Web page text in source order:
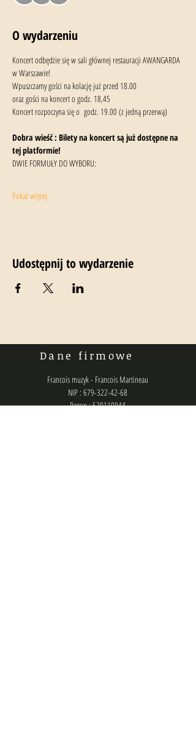
O wydarzeniu
Koncert odbędzie się w sali głównej restauracji AWANGARDA
w Warszawie!
Wpuszczamy gości na kolację już przed 18.00
oraz gości na koncert o godz. 18,45
Koncert rozpoczyna się o  godz. 19.00 (z jedną przerwą)
Dobra wieść : Bilety na koncert są już dostępne na
tej platformie!
DWIE FORMUŁY DO WYBORU:
Pokaż więcej
Udostępnij to wydarzenie
Dane firmowe
Francois muzyk - Francois Martineau
NIP : 679-322-42-68
Regon : 520110944